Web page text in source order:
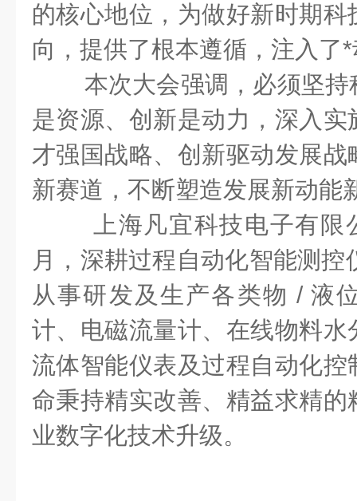
的核心地位，为做好新时期
向，提供了根本遵循，注入了
本次大会强调，必须坚
是资源、创新是动力，深入
才强国战略、创新驱动发展
新赛道，不断塑造发展新动能
上海凡宜科技电子有
月，深耕过程自动化智能测
从事研发及生产各类物 / 液
计、电磁流量计、在线物料
流体智能仪表及过程自动化
命秉持精实改善、精益求精
业数字化技术升级。